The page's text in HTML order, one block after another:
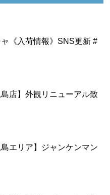
ャ《入荷情報》SNS更新 #
島店】外観リニューアル致
島エリア】ジャンケンマン